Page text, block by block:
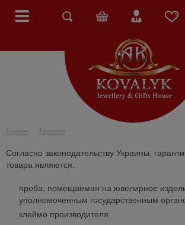
Головна Гарантія
Согласно законодательству Украины,
товара являются:
проба, помещаемая на ювелирное
уполномоченным государственным
клеймо производителя.